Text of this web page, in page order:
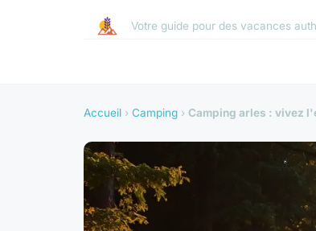
Votre guide pour des vacances
Accueil › Camping › Camping arles : vivez